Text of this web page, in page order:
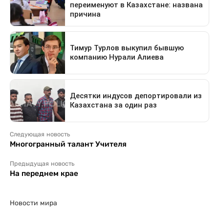
Следующая новость
Многогранный талант Учителя
Предыдущая новость
На переднем крае
Новости мира